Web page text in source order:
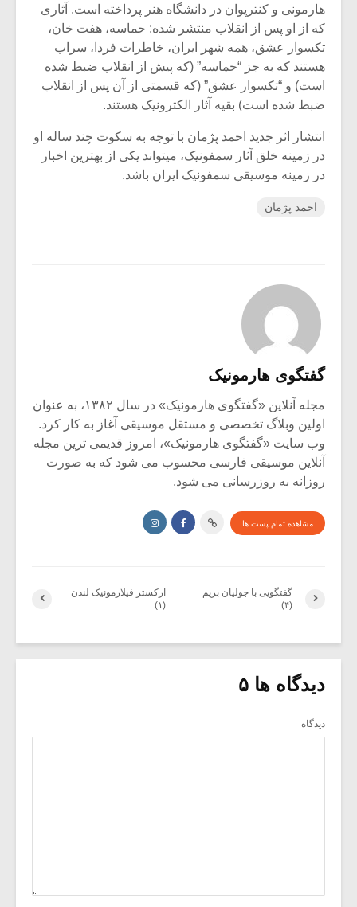
هارمونی و کنترپوان در دانشگاه هنر پرداخته است. آثاری
که از او پس از انقلاب منتشر شده: حماسه، هفت خان،
تکسوار عشق، همه شهر ایران، خاطرات فردا، سراب
هستند که به جز “حماسه” (که پیش از انقلاب ضبط شده
است) و “تکسوار عشق” (که قسمتی از آن پس از انقلاب
ضبط شده است) بقیه آثار الکترونیک هستند.
انتشار اثر جدید احمد پژمان با توجه به سکوت چند ساله او
در زمینه خلق آثار سمفونیک، میتواند یکی از بهترین اخبار
در زمینه موسیقی سمفونیک ایران باشد.
احمد پژمان
گفتگوی هارمونیک
مجله آنلاین «گفتگوی هارمونیک» در سال ۱۳۸۲، به عنوان
اولین وبلاگ تخصصی و مستقل موسیقی آغاز به کار کرد.
وب سایت «گفتگوی هارمونیک»، امروز قدیمی ترین مجله
آنلاین موسیقی فارسی محسوب می شود که به صورت
روزانه به روزرسانی می شود.
مشاهده تمام پست ها
ارکستر فیلارمونیک لندن
(۱)
گفتگویی با جولیان بریم
(۴)
دیدگاه ها ۵
دیدگاه